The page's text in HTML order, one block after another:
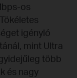
os
igényló
mint Ultra
több
és nagy